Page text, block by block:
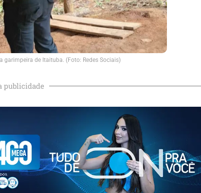
garimpeira de Itaituba. (Foto: Redes Sociais)
publicidade